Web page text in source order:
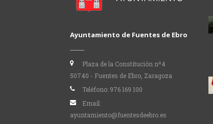
Ayuntamiento de Fuentes de Ebro
Plaza de la Constitución nº4
50740 - Fuentes de Ebro, Zaragoza
Teléfono: 976 169 100
Email:
ayuntamiento@fuentesdeebro.es